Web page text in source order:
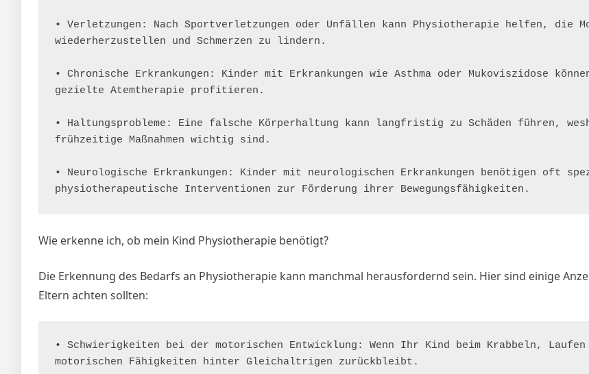
• Verletzungen: Nach Sportverletzungen oder Unfällen kann Physiotherapie helfen, die
wiederherzustellen und Schmerzen zu lindern.
• Chronische Erkrankungen: Kinder mit Erkrankungen wie Asthma oder Mukoviszidose
gezielte Atemtherapie profitieren.
• Haltungsprobleme: Eine falsche Körperhaltung kann langfristig zu Schäden führen,
frühzeitige Maßnahmen wichtig sind.
• Neurologische Erkrankungen: Kinder mit neurologischen Erkrankungen benötigen oft
physiotherapeutische Interventionen zur Förderung ihrer Bewegungsfähigkeiten.
Wie erkenne ich, ob mein Kind Physiotherapie benötigt?
Die Erkennung des Bedarfs an Physiotherapie kann manchmal herausfordernd sein. Hier sind einige
Eltern achten sollten:
• Schwierigkeiten bei der motorischen Entwicklung: Wenn Ihr Kind beim Krabbeln, Laufen
motorischen Fähigkeiten hinter Gleichaltrigen zurückbleibt.